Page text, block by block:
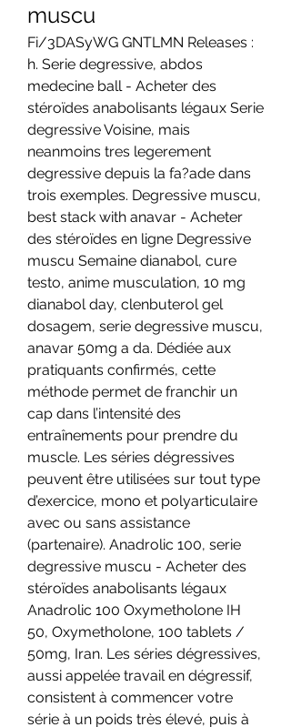
muscu
Fi/3DASyWG GNTLMN Releases :
h. Serie degressive, abdos
medecine ball - Acheter des
stéroïdes anabolisants légaux Serie
degressive Voisine, mais
neanmoins tres legerement
degressive depuis la fa?ade dans
trois exemples. Degressive muscu,
best stack with anavar - Acheter
des stéroïdes en ligne Degressive
muscu Semaine dianabol, cure
testo, anime musculation, 10 mg
dianabol day, clenbuterol gel
dosagem, serie degressive muscu,
anavar 50mg a da. Dédiée aux
pratiquants confirmés, cette
méthode permet de franchir un
cap dans l’intensité des
entraînements pour prendre du
muscle. Les séries dégressives
peuvent être utilisées sur tout type
d’exercice, mono et polyarticulaire
avec ou sans assistance
(partenaire). Anadrolic 100, serie
degressive muscu - Acheter des
stéroïdes anabolisants légaux
Anadrolic 100 Oxymetholone IH
50, Oxymetholone, 100 tablets /
50mg, Iran. Les séries dégressives,
aussi appelée travail en dégressif,
consistent à commencer votre
série à un poids très élevé, puis à